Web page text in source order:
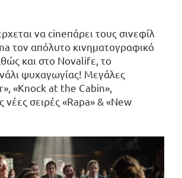
να cineπάρει τους σινεφίλ
τον απόλυτο κινηματογραφικό
και στο Novalifε, το
ψυχαγωγίας! Μεγάλες
«Knock at the Cabin»,
νέες σειρές «Rapa» & «New